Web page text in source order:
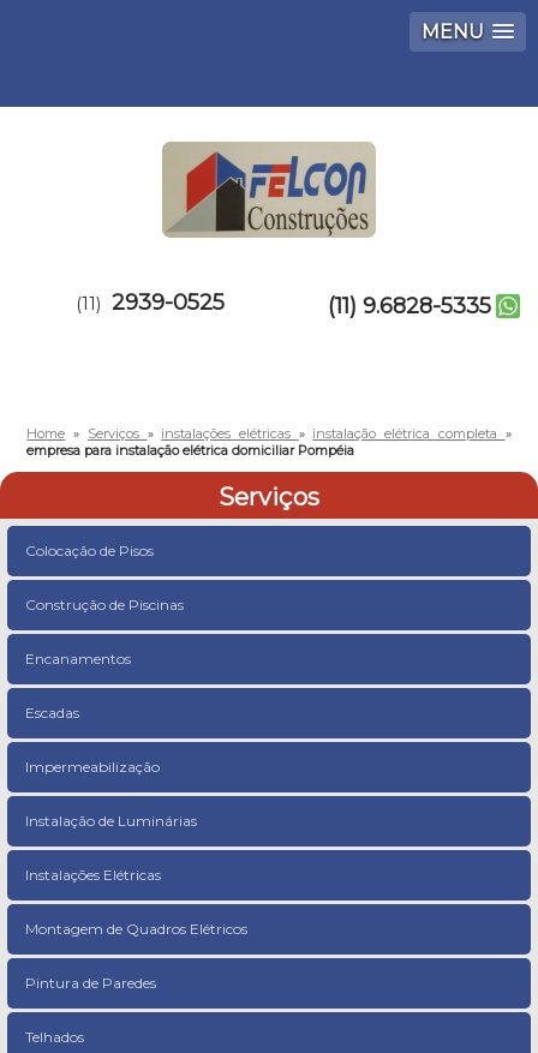
MENU
(11) 2939-0525 (11) 9.6828-5335
Home » Serviços » instalações elétricas » instalação elétrica completa »
empresa para instalação elétrica domiciliar Pompéia
Serviços
Colocação de Pisos
Construção de Piscinas
Encanamentos
Escadas
Impermeabilização
Instalação de Luminárias
Instalações Elétricas
Montagem de Quadros Elétricos
Pintura de Paredes
Telhados